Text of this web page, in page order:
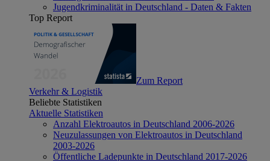
Jugendkriminalität in Deutschland - Daten & Fakten
Top Report
Zum Report
Verkehr & Logistik
Beliebte Statistiken
Aktuelle Statistiken
Anzahl Elektroautos in Deutschland 2006-2026
Neuzulassungen von Elektroautos in Deutschland
2003-2026
Öffentliche Ladepunkte in Deutschland 2017-2026